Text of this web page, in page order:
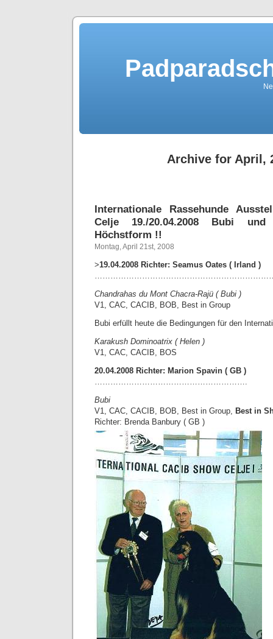
Archive for April,
Internationale Rassehunde
Celje 19./20.04.2008 Bubi
Höchstform !!
Montag, April 21st, 2008
>19.04.2008 Richter: Seamus Oates ( Irland )
Chandrahas du Mont Chacra-Rajü ( Bubi )
V1, CAC, CACIB, BOB, Best in Group
Bubi erfüllt heute die Bedingungen für den
Karakush Dominoatrix ( Helen )
V1, CAC, CACIB, BOS
20.04.2008 Richter: Marion Spavin ( GB )
………………………………………………….
Bubi
V1, CAC, CACIB, BOB, Best in Group, Best in
Richter: Brenda Banbury ( GB )